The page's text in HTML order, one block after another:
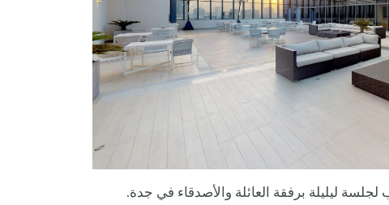
ليليلة برفقة العائلة والأصدقاء في جدة.